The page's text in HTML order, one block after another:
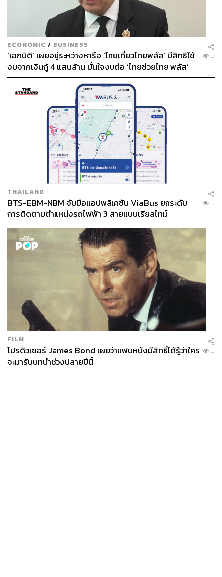
ECONOMIC / BUSINESS
‘เอกนิติ’ เผยอยู่ระหว่างหารือ ‘ไทยเที่ยวไทยพลัส’ มีสิทธิใช้
งบจากเงินกู้ 4 แสนล้าน มั่นใจงบต่อ ‘ไทยช่วยไทย พลัส’
เฟส 2 มีเพียงพอ
...
THAILAND
BTS-EBM-NBM จับมือแอปพลิเคชัน ViaBus ยกระดับ
การติดตามตำแหน่งรถไฟฟ้า 3 สายแบบเรียลไทม์
...
FILM
โปรดิวเซอร์ James Bond เผยว่าแฟนหนังมีสิทธิ์ได้รู้ว่าใคร
จะมารับบทนำช่วงปลายปีนี้
...